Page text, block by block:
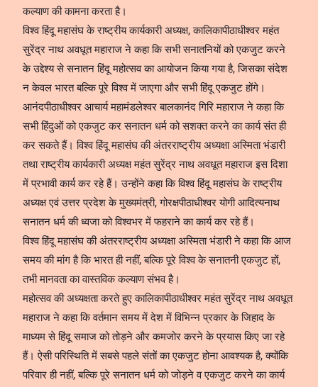
कल्याण की कामना करता है।
विश्व हिंदू महासंघ के राष्ट्रीय कार्यकारी अध्यक्ष, कालिकापीठाधीश्वर महंत
सुरेंद्र नाथ अवधूत महाराज ने कहा कि सभी सनातनियों को एकजुट करने
के उद्देश्य से सनातन हिंदू महोत्सव का आयोजन किया गया है, जिसका संदेश
न केवल भारत बल्कि पूरे विश्व में जाएगा और सभी हिंदू एकजुट होंगे।
आनंदपीठाधीश्वर आचार्य महामंडलेश्वर बालकानंद गिरि महाराज ने कहा कि
सभी हिंदुओं को एकजुट कर सनातन धर्म को सशक्त करने का कार्य संत ही
कर सकते हैं। विश्व हिंदू महासंघ की अंतरराष्ट्रीय अध्यक्षा अस्मिता भंडारी
तथा राष्ट्रीय कार्यकारी अध्यक्ष महंत सुरेंद्र नाथ अवधूत महाराज इस दिशा
में प्रभावी कार्य कर रहे हैं। उन्होंने कहा कि विश्व हिंदू महासंघ के राष्ट्रीय
अध्यक्ष एवं उत्तर प्रदेश के मुख्यमंत्री, गोरक्षपीठाधीश्वर योगी आदित्यनाथ
सनातन धर्म की ध्वजा को विश्वभर में फहराने का कार्य कर रहे हैं।
विश्व हिंदू महासंघ की अंतरराष्ट्रीय अध्यक्षा अस्मिता भंडारी ने कहा कि आज
समय की मांग है कि भारत ही नहीं, बल्कि पूरे विश्व के सनातनी एकजुट हों,
तभी मानवता का वास्तविक कल्याण संभव है।
महोत्सव की अध्यक्षता करते हुए कालिकापीठाधीश्वर महंत सुरेंद्र नाथ अवधूत
महाराज ने कहा कि वर्तमान समय में देश में विभिन्न प्रकार के जिहाद के
माध्यम से हिंदू समाज को तोड़ने और कमजोर करने के प्रयास किए जा रहे
हैं। ऐसी परिस्थिति में सबसे पहले संतों का एकजुट होना आवश्यक है, क्योंकि
परिवार ही नहीं, बल्कि पूरे सनातन धर्म को जोड़ने व एकजुट करने का कार्य